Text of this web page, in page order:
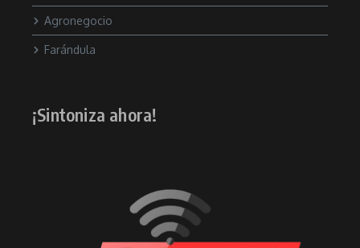
Agronegocio
Farándula
¡Sintoniza ahora!